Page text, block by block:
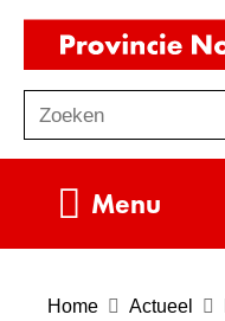
o
e
Zoeken
Menu
Home Actueel